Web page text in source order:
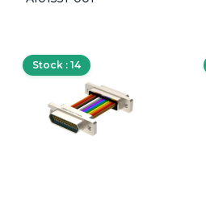
Stock : 14